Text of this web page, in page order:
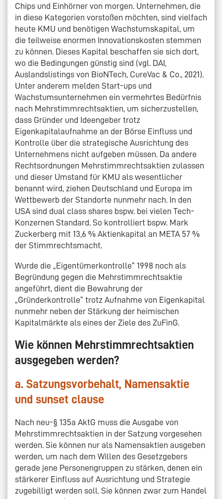
Chips und Einhörner von morgen. Unternehmen, die
in diese Kategorien vorstoßen möchten, sind vielfach
heute KMU und benötigen Wachstumskapital, um
die teilweise enormen Innovationskosten stemmen
zu können. Dieses Kapital beschaffen sie sich dort,
wo die Bedingungen günstig sind (vgl. DAI,
Auslandslistings von BioNTech, CureVac & Co., 2021).
Unter anderem melden Start-ups und
Wachstumsunternehmen ein vermehrtes Bedürfnis
nach Mehrstimmrechtsaktien, um sicherzustellen,
dass Gründer und Ideengeber trotz
Eigenkapitalaufnahme an der Börse Einfluss und
Kontrolle über die strategische Ausrichtung des
Unternehmens nicht aufgeben müssen. Da andere
Rechtsordnungen Mehrstimmrechtsaktien zulassen
und dieser Umstand für KMU als wesentlicher
benannt wird, ziehen Deutschland und Europa im
Wettbewerb der Standorte nunmehr nach. In den
USA sind dual class shares bspw. bei vielen Tech-
Konzernen Standard. So kontrolliert bspw. Mark
Zuckerberg mit 13,6 % Aktienkapital an META 57 %
der Stimmrechtsmacht.
Wurde die „Eigentümerkontrolle“ 1998 noch als
Begründung gegen die Mehrstimmrechtsaktie
angeführt, dient die Bewahrung der
„Gründerkontrolle“ trotz Aufnahme von Eigenkapital
nunmehr neben der Stärkung der heimischen
Kapitalmärkte als eines der Ziele des ZuFinG.
Wie können Mehrstimmrechtsaktien
ausgegeben werden?
a. Satzungsvorbehalt, Namensaktie
und sunset clause
Nach neu-§ 135a AktG muss die Ausgabe von
Mehrstimmrechtsaktien in der Satzung vorgesehen
werden. Sie können nur als Namensaktien ausgeben
werden, um nach dem Willen des Gesetzgebers
gerade jene Personengruppen zu stärken, denen ein
stärkerer Einfluss auf Ausrichtung und Strategie
zugebilligt werden soll. Sie können zwar zum Handel